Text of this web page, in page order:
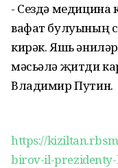
- Сездә медицина
вафат булуының
кирәк. Яшь
мәсьәлә җитди
Владимир Путин.
https://
birov-il-